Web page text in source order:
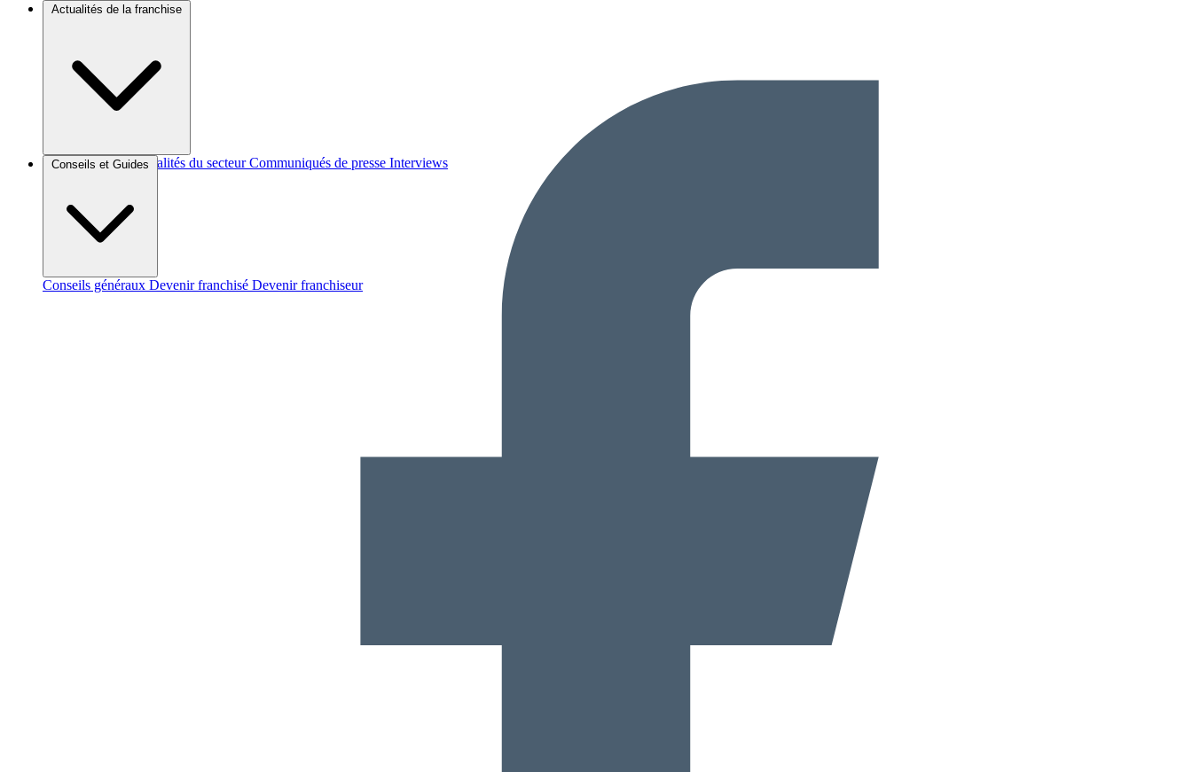
Actualités de la franchise
Brèves et actus Actualités du secteur Communiqués de presse Interviews
Conseils et Guides
Conseils généraux Devenir franchisé Devenir franchiseur